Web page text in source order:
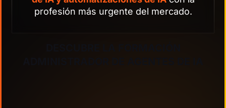
profesión más urgente del mercado.